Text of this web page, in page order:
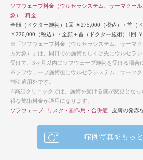
ソフウェーブ料金（ ウルセラシステム サーマクー
象）
料金
全顔（ドクター施術）1回 ￥275,000（税込） / 首（
￥220,000（税込） / 全顔＋首（ドクター施術）1回
※「ソフウェーブ料金（ ウルセラシステム サーマ
方対象）」は、同日での施術もしくは先に ウルセラ
受けて、3ヶ月以内にソフウェーブ施術を受ける場合
※ソフウェーブ施術後に ウルセラシステム サーマ
割引適用外です。
※高須クリニックでは、施術を受ける院が変更とな
得な施術料金が適用になります。
ソフウェーブ
リスク・副作用・合併症 皮膚の発赤
症例写真をもっ